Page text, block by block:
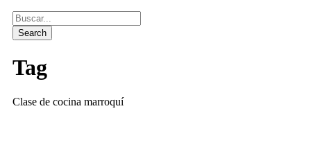
Tag
Clase de cocina marroquí